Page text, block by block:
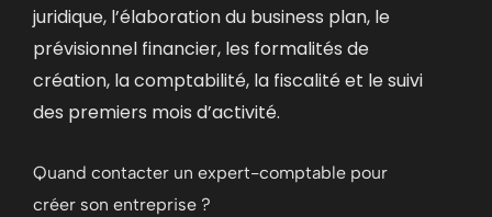
juridique, l’élaboration du business plan, le
prévisionnel financier, les formalités de
création, la comptabilité, la fiscalité et le suivi
des premiers mois d’activité.
Quand contacter un expert-comptable pour
créer son entreprise ?